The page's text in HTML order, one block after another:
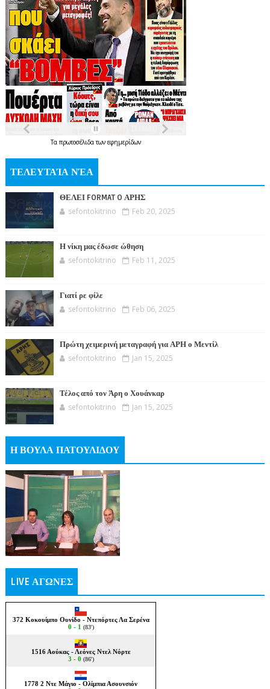
Τα πρωτοσέλιδατων εφημερίδων
ΤΕΛΕΥΤΑΊΑ ΝΈΑ
ΘΕΛΕΙ FORMAT O ΑΡΗΣ
sefontokitrino Feb 20, 2025
Η νίκη μας έδωσε ώθηση
sefontokitrino Feb 11, 2025
Γιατί ρε φίλε
sefontokitrino Feb 06, 2025
Πρώτη χειμερινή μεταγραφή για ΑΡΗ ο Μεντίλ
sefontokitrino Jan 15, 2025
Τέλος από τον Άρη ο Χουάνκαρ
sefontokitrino Jan 15, 2025
Η ΒΟΥΛΑ ΠΑΤΟΥΛΙΔΟΥ
LIVE ΑΓΩΝΕΣ